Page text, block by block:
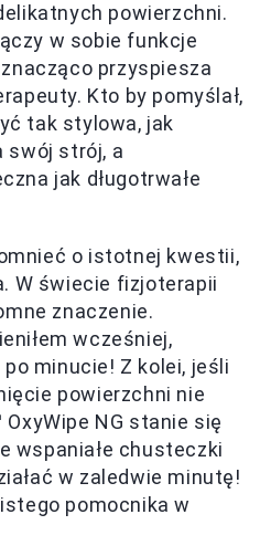
powierzchni.
w sobie funkcje
przyspiesza
Kto by pomyślał,
tak stylowa, jak
swój strój, a
jak długotrwałe
o istotnej kwestii,
W świecie fizjoterapii
znaczenie.
wcześniej,
minucie! Z kolei, jeśli
powierzchni nie
NG stanie się
wspaniałe chusteczki
w zaledwie minutę!
pomocnika w